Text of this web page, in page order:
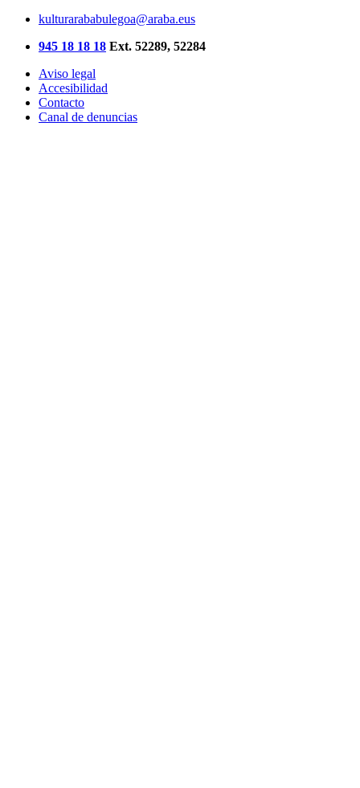
kulturarababulegoa@araba.eus
945 18 18 18 Ext. 52289, 52284
Aviso legal
Accesibilidad
Contacto
Canal de denuncias